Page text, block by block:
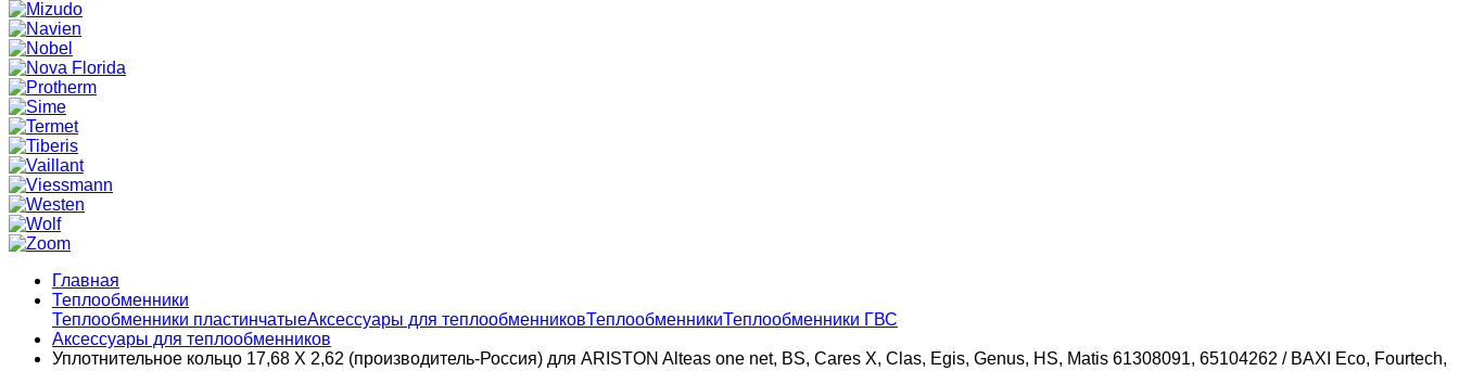
Главная
Теплообменники
Теплообменники пластинчатыеАксессуары для теплообменниковТеплообменникиТеплообменники ГВС
Аксессуары для теплообменников
Уплотнительное кольцо 17,68 Х 2,62 (производитель-Россия) для ARISTON Alteas one net, BS, Cares X, Clas, Egis, Genus, HS, Matis 61308091, 65104262 / BAXI Eco, Fourtech,